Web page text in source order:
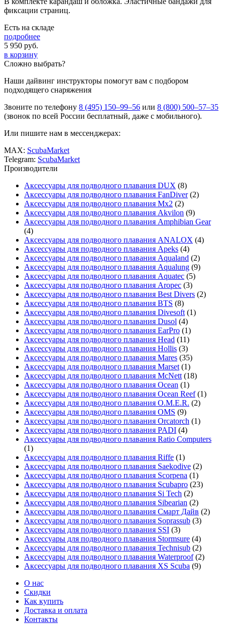
фиксации страниц.
Есть на складе
подробнее
5 950 руб.
в корзину
Сложно выбрать?
Наши дайвинг инструкторы помогут вам с подбором
подходящего снаряжения
Звоните по телефону 8 (495) 150–99–56 или 8 (800) 500–57–35
(звонок по всей России бесплатный, даже с мобильного).
Или пишите нам в мессенджерах:
MAX: ScubaMarket
Telegram: ScubaMarket
Производители
Аксессуары для подводного плавания DUX (8)
Аксессуары для подводного плавания FanDiver(2)
Аксессуары для подводного плавания Mx2 (2)
Аксессуары для подводного плавания Akvilon (9)
Аксессуары для подводного плавания Amphibian Gear
(4)
Аксессуары для подводного плавания ANALOX (4)
Аксессуары для подводного плавания Apeks (4)
Аксессуары для подводного плавания Aqualand (2)
Аксессуары для подводного плавания Aqualung (9)
Аксессуары для подводного плавания Aquatec (5)
Аксессуары для подводного плавания Aropec (3)
Аксессуары для подводного плавания Best Divers (2)
Аксессуары для подводного плавания BTS (8)
Аксессуары для подводного плавания Divesoft (1)
Аксессуары для подводного плавания Dusol (4)
Аксессуары для подводного плавания EarPro (1)
Аксессуары для подводного плавания Head (11)
Аксессуары для подводного плавания Hollis (3)
Аксессуары для подводного плавания Mares (35)
Аксессуары для подводного плавания Marset (1)
Аксессуары для подводного плавания McNett (18)
Аксессуары для подводного плавания Ocean (1)
Аксессуары для подводного плавания Ocean Reef(1)
Аксессуары для подводного плавания O.M.E.R. (2)
Аксессуары для подводного плавания OMS (9)
Аксессуары для подводного плавания Orcatorch (1)
Аксессуары для подводного плавания PADI (4)
Аксессуары для подводного плавания Ratio Computers
(1)
Аксессуары для подводного плавания Riffe (1)
Аксессуары для подводного плавания Saekodive (2)
Аксессуары для подводного плавания Scorpena (1)
Аксессуары для подводного плавания Scubapro (23)
Аксессуары для подводного плавания Si Tech (2)
Аксессуары для подводного плавания Sibearian (2)
Аксессуары для подводного плавания Смарт Дайв (2)
Аксессуары для подводного плавания Soprassub (3)
Аксессуары для подводного плавания SSI (3)
Аксессуары для подводного плавания Stormsure (4)
Аксессуары для подводного плавания Technisub (2)
Аксессуары для подводного плавания Waterproof(2)
Аксессуары для подводного плавания XS Scuba (9)
О нас
Скидки
Как купить
Доставка и оплата
Контакты